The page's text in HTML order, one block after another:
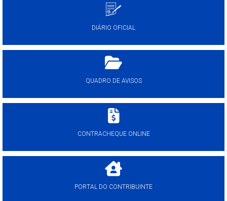
DIÁRIO OFICIAL
QUADRO DE AVISOS
CONTRACHEQUE ONLINE
PORTAL DO CONTRIBUINTE